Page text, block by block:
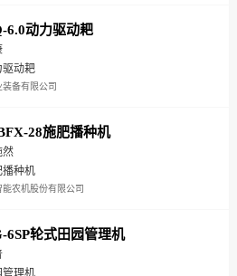
6.0动力驱动耙
驱动耙
备有限公司
28施肥播种机
然
播种机
农机股份有限公司
6SP轮式田园管理机
管理机